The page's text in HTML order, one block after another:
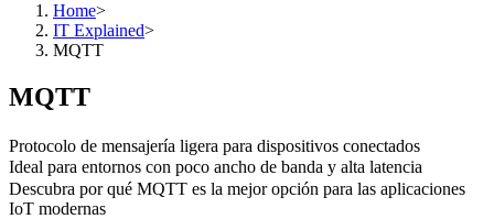
Home>
IT Explained>
MQTT
MQTT
Protocolo de mensajería ligera para dispositivos conectados
Ideal para entornos con poco ancho de banda y alta latencia
Descubra por qué MQTT es la mejor opción para las aplicaciones
IoT modernas